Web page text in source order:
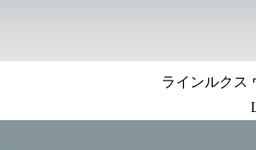
ラインルクス